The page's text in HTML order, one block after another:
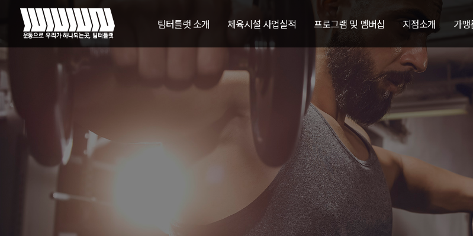
팀터틀랫 소개 체육시설 사업실적 프로그램 및 멤버십 지점소개 가맹